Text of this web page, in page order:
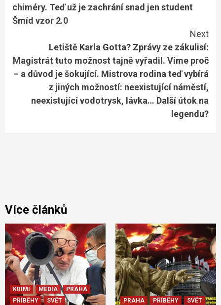
chiméry. Teď už je zachrání snad jen student
Šmíd vzor 2.0
Next
Letiště Karla Gotta? Zprávy ze zákulisí:
Magistrát tuto možnost tajně vyřadil. Víme proč
– a důvod je šokující. Mistrova rodina teď vybírá
z jiných možností: neexistující náměstí,
neexistující vodotrysk, lávka… Další útok na
legendu?
Více článků
KRIMI MEDIA
PRAHA
PŘÍBĚHY
SVĚT PRAHA PŘÍBĚHY SVĚT